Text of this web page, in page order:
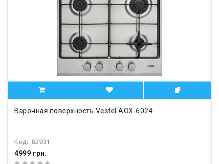
Варочная поверхность Vestel AOX-6024
Код: 82931
4999 грн.